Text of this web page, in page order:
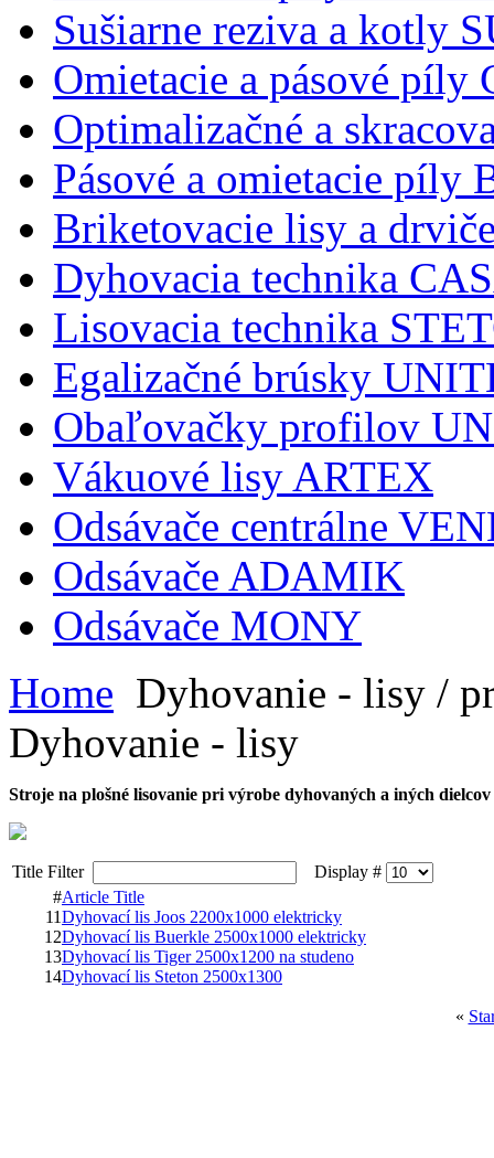
Sušiarne reziva a kotly
Omietacie a pásové píly
Optimalizačné a
Pásové a omietacie píly
Briketovacie lisy a
Dyhovacia technika
Lisovacia technika
Egalizačné brúsky
Obaľovačky profilov
Vákuové lisy ARTEX
Odsávače centrálne
Odsávače ADAMIK
Odsávače MONY
Home Dyhovanie - lisy /
Dyhovanie - lisy
Stroje na plošné lisovanie pri výrobe dyhovaných a iných dielcov
Title Filter
Display #
#Article Title
11Dyhovací lis Joos 2200x1000 elektricky
12Dyhovací lis Buerkle 2500x1000 elektricky
13Dyhovací lis Tiger 2500x1200 na studeno
14Dyhovací lis Steton 2500x1300
«